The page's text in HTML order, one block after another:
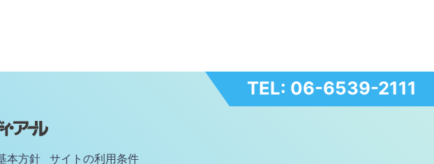
TEL: 06-6539-2111
本方針 サイトの利用条件